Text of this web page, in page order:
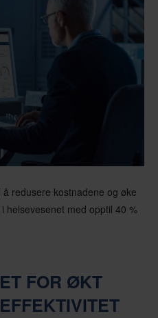
redusere kostnadene og øke
helsevesenet med opptil 40 %
FOR ØKT